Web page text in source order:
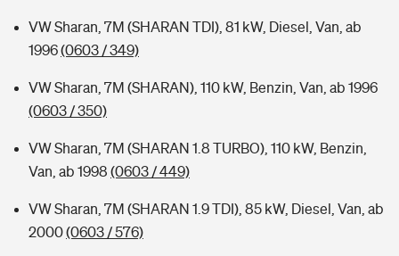
VW Sharan, 7M (SHARAN TDI), 81 kW, Diesel, Van, ab
1996(0603 / 349)
VW Sharan, 7M (SHARAN), 110 kW, Benzin, Van, ab 1996
(0603 / 350)
VW Sharan, 7M (SHARAN 1.8 TURBO), 110 kW, Benzin,
Van, ab 1998 (0603 / 449)
VW Sharan, 7M (SHARAN 1.9 TDI), 85 kW, Diesel, Van, ab
2000(0603 / 576)